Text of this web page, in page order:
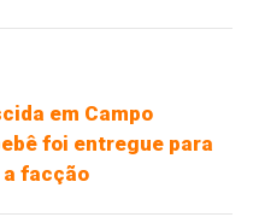
em Campo
foi entregue para
facção